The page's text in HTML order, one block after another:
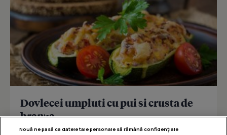
Dovlecei umpluti cu pui si crusta de
branza
Reteta delicioasa de dovlecei umpluti cu pui si crusta
Nouă ne pasă ca datele tale personale să rămână confidențiale